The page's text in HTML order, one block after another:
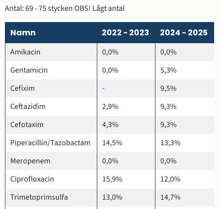
Antal: 69 - 75 stycken OBS! Lågt antal
Namn 2022 - 2023 2024 - 2025
Amikacin 0,0%
0,0%
Gentamicin
0,0%
5,3%
Cefixim
-
9,5%
Ceftazidim
2,9%
9,3%
Cefotaxim
4,3%
9,3%
Piperacillin/Tazobactam
14,5%
13,3%
Meropenem
0,0%
0,0%
Ciprofloxacin
15,9%
12,0%
Trimetoprimsulfa
13,0%
14,7%